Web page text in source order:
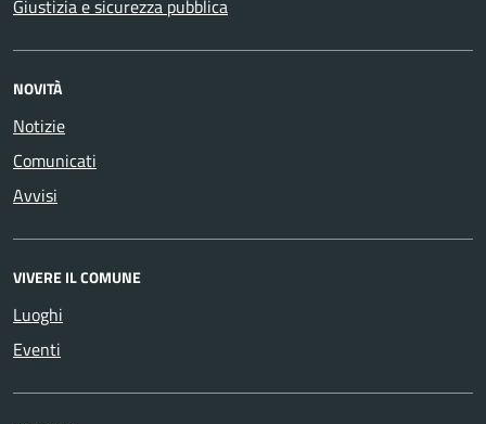
Giustizia e sicurezza pubblica
NOVITÀ
Notizie
Comunicati
Avvisi
VIVERE IL COMUNE
Luoghi
Eventi